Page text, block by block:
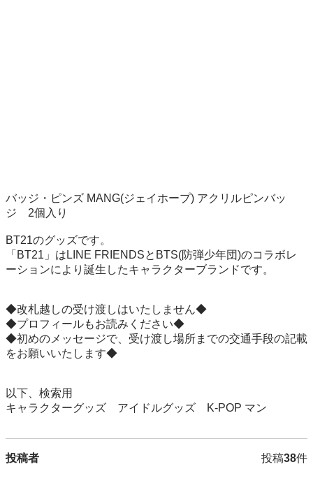
バッジ・ピンズ MANG(ジェイホープ) アクリルピンバッ
ジ　2個入り
BT21のグッズです。
「BT21」はLINE FRIENDSとBTS(防弾少年団)のコラボレ
ーションにより誕生したキャラクターブランドです。
◆改札越しの受け渡しはいたしません◆
◆プロフィールもお読みください◆
◆初めのメッセージで、受け渡し場所までの交通手段の記載
をお願いいたします◆
以下、検索用
キャラクターグッズ　アイドルグッズ　K-POP マン
投稿者 投稿38件